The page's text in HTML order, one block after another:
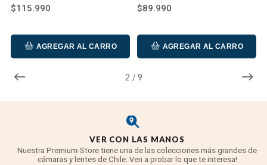
2 / 9
$115.990
AGREGAR AL CARRO
$89.990
AGREGAR AL CARRO
VER CON LAS MANOS
Nuestra Premium-Store tiene una de las colecciones más grandes de
cámaras y lentes de Chile. Ven a probar lo que te interesa!